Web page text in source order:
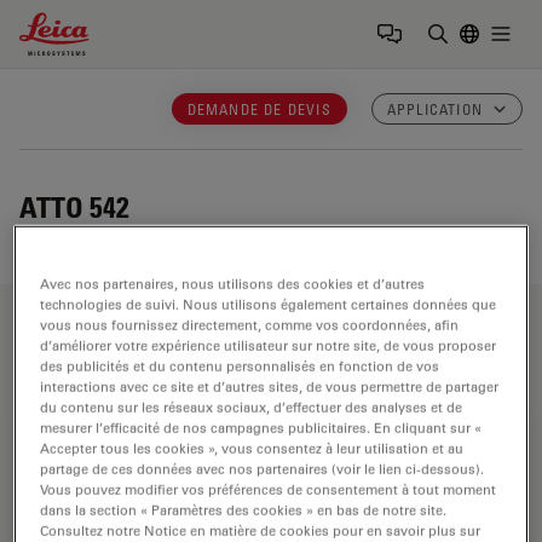
Leica Microsystems Logo
DEMANDE DE DEVIS APPLICATION
ATTO 542
Domaines d’application
Microscopes pour la recherche en sciences
de la vie
Les microscopes de Leica Microsystems pour la
Avec nos partenaires, nous utilisons des cookies et d’autres
technologies de suivi. Nous utilisons également certaines données que
vous nous fournissez directement, comme vos coordonnées, afin
d’améliorer votre expérience utilisateur sur notre site, de vous proposer
des publicités et du contenu personnalisés en fonction de vos
interactions avec ce site et d’autres sites, de vous permettre de partager
du contenu sur les réseaux sociaux, d’effectuer des analyses et de
mesurer l’efficacité de nos campagnes publicitaires. En cliquant sur «
Accepter tous les cookies », vous consentez à leur utilisation et au
partage de ces données avec nos partenaires (voir le lien ci-dessous).
Vous pouvez modifier vos préférences de consentement à tout moment
dans la section « Paramètres des cookies » en bas de notre site.
Consultez notre Notice en matière de cookies pour en savoir plus sur